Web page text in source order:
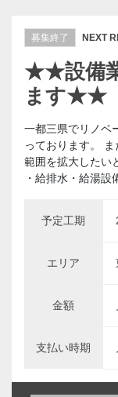
募集終了 NEXT
★★設備
ます★★
一都三県でリノベ
っております。
範囲を拡大したい
・給排水・給湯設
予定工期
エリア
金額
支払い時期